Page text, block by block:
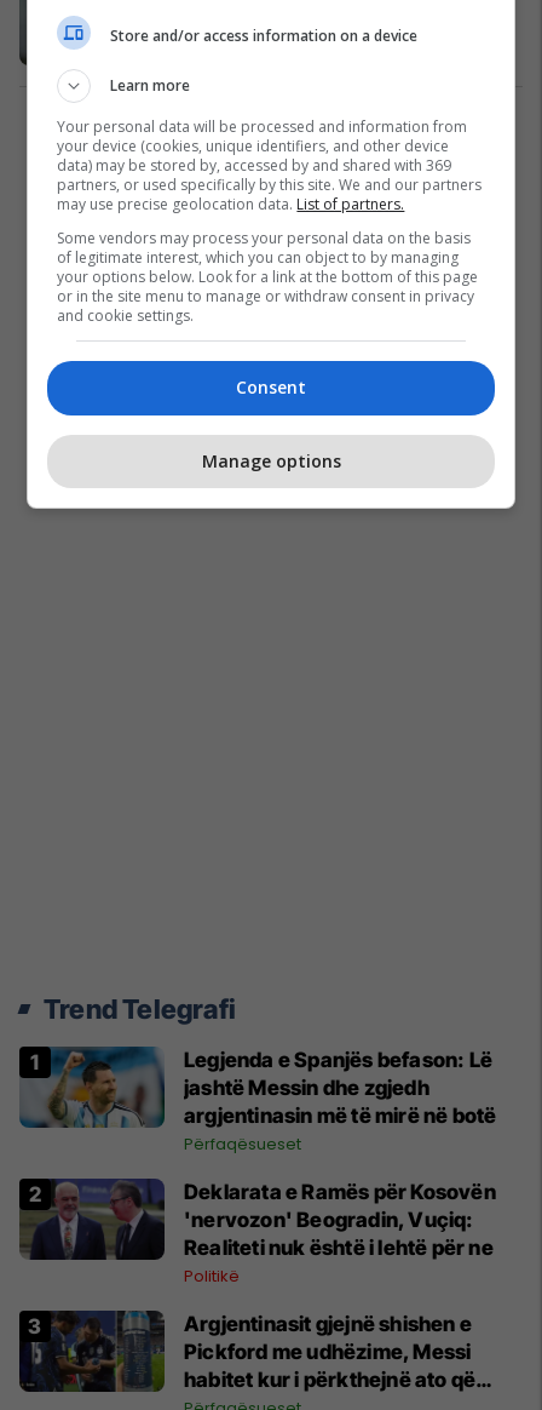
Maqedonisë votuan për ndryshime
1
Trend Telegrafi
Legjenda e Spanjës befason: Lë
jashtë Messin dhe zgjedh
argjentinasin më të mirë në botë
Përfaqësueset
Deklarata e Ramës për Kosovën
'nervozon' Beogradin, Vuçiq:
Realiteti nuk është i lehtë për ne
Politikë
Argjentinasit gjejnë shishen e
Pickford me udhëzime, Messi
habitet kur i përkthejnë ato që
Store and/or access information on a device
Learn more
Your personal data will be processed and information from
your device (cookies, unique identifiers, and other device
data) may be stored by, accessed by and shared with 369
partners, or used specifically by this site. We and our partners
may use precise geolocation data. List of partners.
Some vendors may process your personal data on the basis
of legitimate interest, which you can object to by managing
your options below. Look for a link at the bottom of this page
or in the site menu to manage or withdraw consent in privacy
and cookie settings.
Consent
Manage options